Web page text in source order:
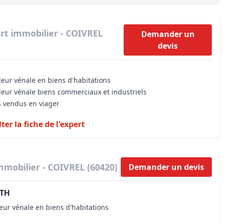
Local d’Urbanisme (PLU)
l'immobilier
Développer et organiser
Biens d’exception, belles
IA Pioneer®
Expertise pré-achat
immobilier - COIVREL
Demander un
devis
vénale en biens d'habitations
vénale biens commerciaux et industriels
vendus en viager
la fiche de l'expert
- COIVREL (60420) Demander un devis
vénale en biens d'habitations